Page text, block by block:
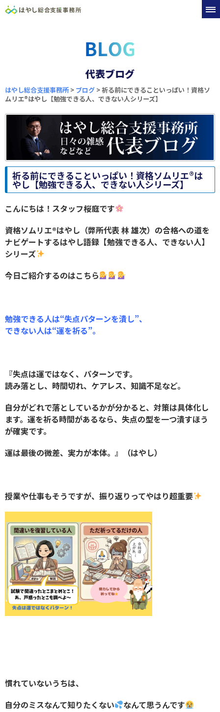
代表ブログ
はやし総合支援事務所> ブログ >祈る前にできることいっぱい！資格ソ
ムリエ®️はやし【勉強できる人、できない人シリーズ】
祈る前にできることいっぱい！資格ソムリエ®️は
やし【勉強できる人、できない人シリーズ】
こんにちは！スタッフ桜庭です
資格ソムリエ®️はやし（弊所代表 林 雄次）の合格への道を
ナビゲートするはやし語録【勉強できる人、できない人】
シリーズ
今日ご紹介するのはこちら
勉強できる人は“失点パターンを潰し”、
できない人は“運を祈る”。
『失点は運ではなく、パターンです。
読み落とし、時間切れ、ケアレス、知識不足など。
自分がどれで落としているかが分かると、対策は具体化し
ます。運を祈る時間があるなら、失点の型を一つ潰すほう
が確実です。
運は最後の微差、実力が本体。』（はやし）
授業や仕事もそうですが、振り返りってやはり超重要
慣れていないうちは、
自分のミスなんて知りたくない
なんて思うんです